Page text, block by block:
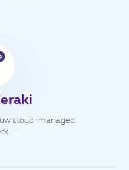
cloud-managed